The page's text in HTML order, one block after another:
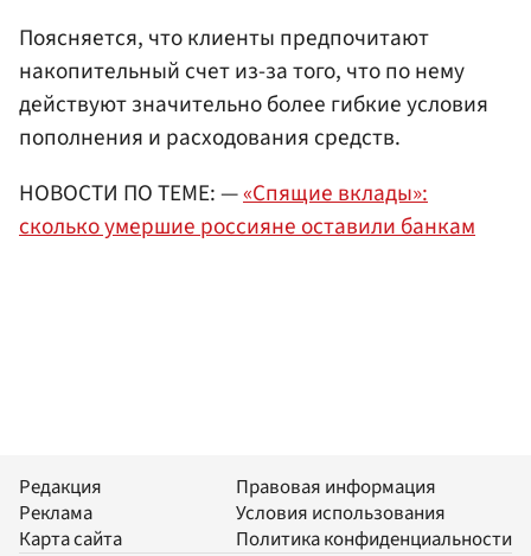
Поясняется, что клиенты предпочитают
накопительный счет из-за того, что по нему
действуют значительно более гибкие условия
пополнения и расходования средств.
НОВОСТИ ПО ТЕМЕ: —«Спящие вклады»:
сколько умершие россияне оставили банкам
Редакция
Реклама
Карта сайта
Правовая информация
Условия использования
Политика конфиденциальности